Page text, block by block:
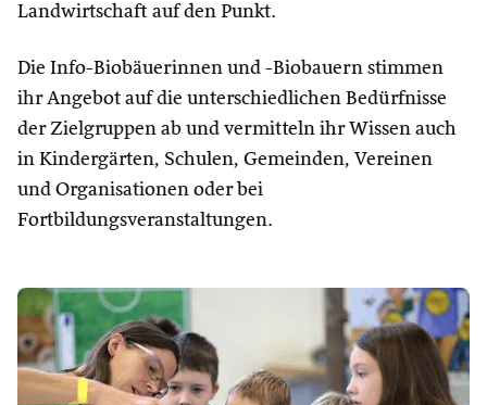
Landwirtschaft auf den Punkt.
Die Info-Biobäuerinnen und -Biobauern stimmen
ihr Angebot auf die unterschiedlichen Bedürfnisse
der Zielgruppen ab und vermitteln ihr Wissen auch
in Kindergärten, Schulen, Gemeinden, Vereinen
und Organisationen oder bei
Fortbildungsveranstaltungen.